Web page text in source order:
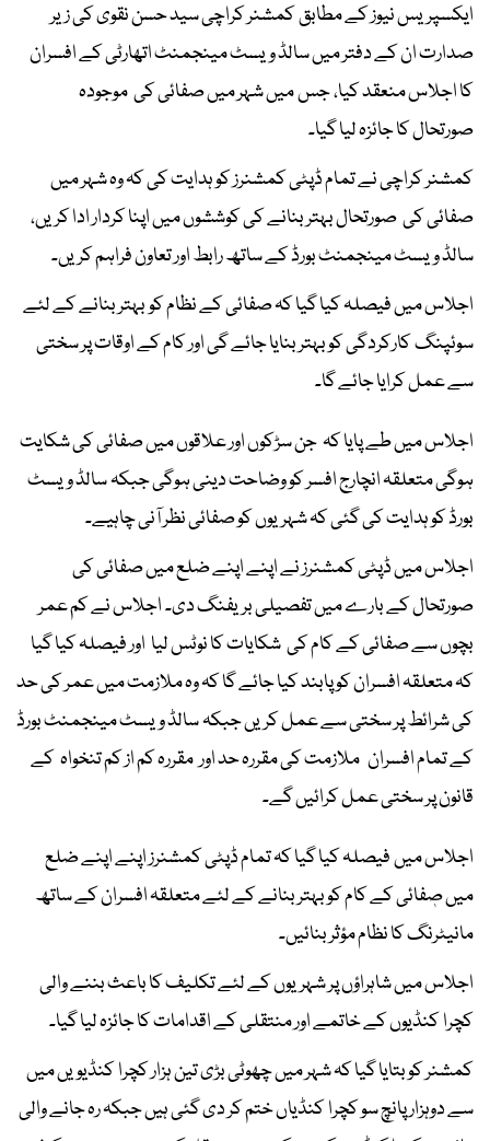
ایکسپریس نیوز کے مطابق کمشنر کراچی سید حسن نقوی کی زیر
صدارت ان کے دفتر میں سالڈ ویسٹ مینجمنٹ اتھارٹی کے افسران
کا اجلاس منعقد کیا، جس میں شہر میں صفائی کی موجودہ
صورتحال کا جائزہ لیا گیا۔
کمشنر کراچی نے تمام ڈپٹی کمشنرز کو ہدایت کی کہ وہ شہر میں
صفائی کی صورتحال بہتر بنانے کی کوششوں میں اپنا کردار ادا کریں،
سالڈ ویسٹ مینجمنٹ بورڈ کے ساتھ رابط اور تعاون فراہم کریں۔
اجلاس میں فیصلہ کیا گیا کہ صفائی کے نظام کو بہتر بنانے کے لئے
سوئپنگ کارکردگی کو بہتر بنایا جائے گی اور کام کے اوقات پر سختی
سے عمل کرایا جائے گا۔
اجلاس میں طے پایا کہ جن سڑکوں اور علاقوں میں صفائی کی شکایت
ہوگی متعلقہ انچارج افسر کو وضاحت دینی ہوگی جبکہ سالڈ ویسٹ
بورڈ کو ہدایت کی گئی کہ شہریوں کو صفائی نظر آنی چاہیے۔
اجلاس میں ڈپٹی کمشنرز نے اپنے اپنے ضلع میں صفائی کی
صورتحال کے بارے میں تفصیلی بریفنگ دی۔ اجلاس نے کم عمر
بچوں سے صفائی کے کام کی شکایات کا نوٹس لیا اور فیصلہ کیا گیا
کہ متعلقہ افسران کو پابند کیا جائے گا کہ وہ ملازمت میں عمر کی حد
کی شرائط پر سختی سے عمل کریں جبکہ سالڈ ویسٹ مینجمنٹ بورڈ
کے تمام افسران ملازمت کی مقررہ حد اور مقررہ کم از کم تنخواہ کے
قانون پر سختی عمل کرائیں گے۔
اجلاس میں فیصلہ کیا گیا کہ تمام ڈپٹی کمشنرز اپنے اپنے ضلع
میں صٖفائی کے کام کو بہتر بنانے کے لئے متعلقہ افسران کے ساتھ
مانیٹرنگ کا نظام مؤثر بنائیں۔
اجلاس میں شاہراؤں پر شہریوں کے لئے تکلیف کا باعث بننے والی
کچرا کنڈیوں کے خاتمے اور منتقلی کے اقدامات کا جائزہ لیا گیا۔
کمشنر کو بتایا گیا کہ شہر میں چھوٹی بڑی تین ہزار کچرا کنڈیویں میں
سے دوہزار پانچ سو کچرا کنڈیاں ختم کر دی گئی ہیں جبکہ رہ جانے والی